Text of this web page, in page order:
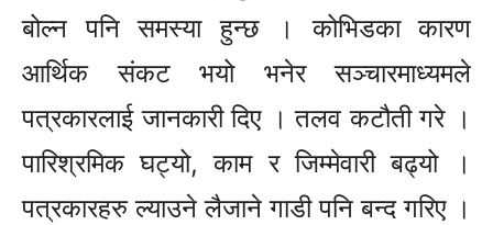
बोल्न पनि समस्या हुन्छ । कोभिडका कारण
आर्थिक संकट भयो भनेर सञ्चारमाध्यमले
पत्रकारलाई जानकारी दिए । तलव कटौती गरे ।
पारिश्रमिक घट्यो, काम र जिम्मेवारी बढ्यो ।
पत्रकारहरु ल्याउने लैजाने गाडी पनि बन्द गरिए ।